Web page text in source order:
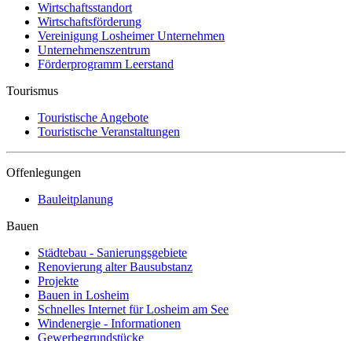
Wirtschaftsstandort
Wirtschaftsförderung
Vereinigung Losheimer Unternehmen
Unternehmenszentrum
Förderprogramm Leerstand
Tourismus
Touristische Angebote
Touristische Veranstaltungen
Offenlegungen
Bauleitplanung
Bauen
Städtebau - Sanierungsgebiete
Renovierung alter Bausubstanz
Projekte
Bauen in Losheim
Schnelles Internet für Losheim am See
Windenergie - Informationen
Gewerbegrundstücke